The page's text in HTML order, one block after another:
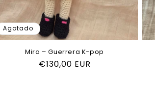
Agotado
Mira – Guerrera K-pop
Precio
€130,00 EUR